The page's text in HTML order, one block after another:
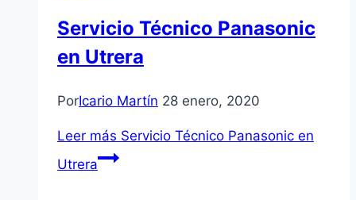
Servicio Técnico Panasonic
en Utrera
PorIcario Martín 28 enero, 2020
Leer más Servicio Técnico Panasonic en
Utrera